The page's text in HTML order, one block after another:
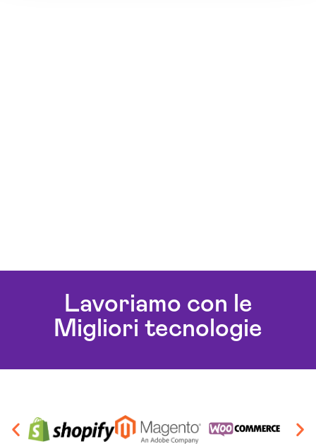
Lavoriamo con le
Migliori tecnologie